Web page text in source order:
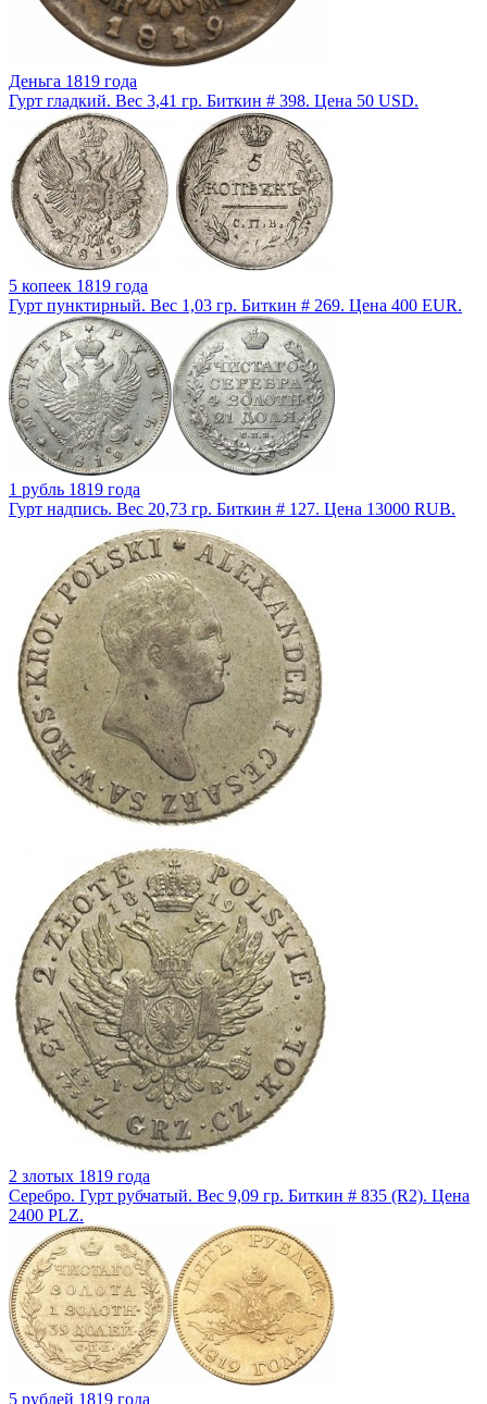
Деньга 1819 года
Гурт гладкий. Вес 3,41 гр. Биткин # 398. Цена 50 USD.
5 копеек 1819 года
Гурт пунктирный. Вес 1,03 гр. Биткин # 269. Цена 400 EUR.
1 рубль 1819 года
Гурт надпись. Вес 20,73 гр. Биткин # 127. Цена 13000 RUB.
2 злотых 1819 года
Серебро. Гурт рубчатый. Вес 9,09 гр. Биткин # 835 (R2). Цена
2400 PLZ.
5 рублей 1819 года